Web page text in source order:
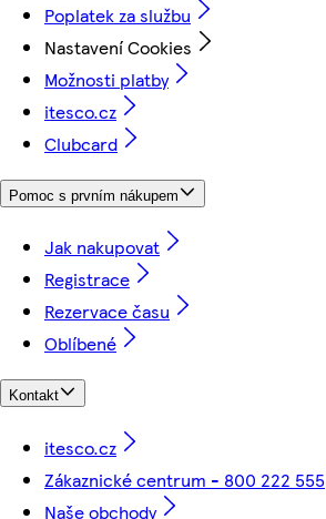
Poplatek za službu
Nastavení Cookies
Možnosti platby
itesco.cz
Clubcard
Pomoc s prvním nákupem
Jak nakupovat
Registrace
Rezervace času
Oblíbené
Kontakt
itesco.cz
Zákaznické centrum - 800 222 555
Naše obchody